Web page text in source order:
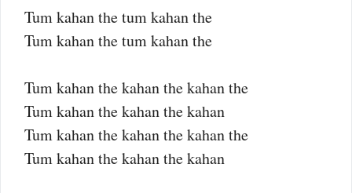
Tum kahan the tum kahan the
Tum kahan the tum kahan the
Tum kahan the kahan the kahan the
Tum kahan the kahan the kahan
Tum kahan the kahan the kahan the
Tum kahan the kahan the kahan